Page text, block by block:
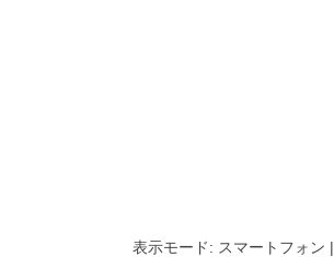
表示モード: スマートフォン |